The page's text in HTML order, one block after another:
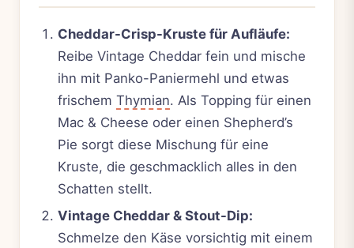
Cheddar-Crisp-Kruste für Aufläufe:
Reibe Vintage Cheddar fein und mische
ihn mit Panko-Paniermehl und etwas
frischem Thymian. Als Topping für einen
Mac & Cheese oder einen Shepherd’s
Pie sorgt diese Mischung für eine
Kruste, die geschmacklich alles in den
Schatten stellt.
Vintage Cheddar & Stout-Dip:
Schmelze den Käse vorsichtig mit einem